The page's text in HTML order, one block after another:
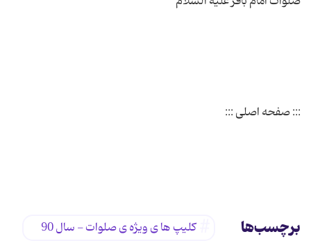
برچسب‌ها کلیپ ها ی ویژه ی صلوات - سال 90